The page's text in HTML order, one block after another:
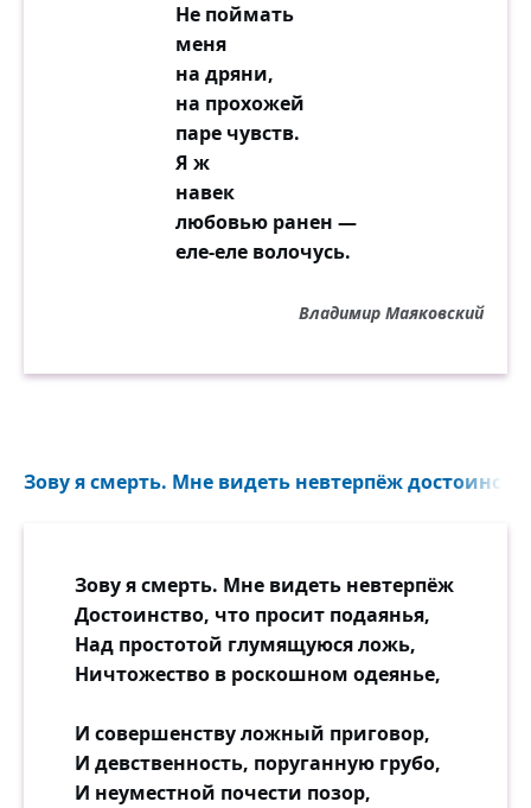
Не поймать
меня
на дряни,
на прохожей
паре чувств.
Я ж
навек
любовью ранен —
еле-еле волочусь.
Владимир Маяковский
Зову я смерть. Мне видеть невтерпёж
Зову я смерть. Мне видеть невтерпёж
Достоинство, что просит подаянья,
Над простотой глумящуюся ложь,
Ничтожество в роскошном одеянье,
И совершенству ложный приговор,
И девственность, поруганную грубо,
И неуместной почести позор,